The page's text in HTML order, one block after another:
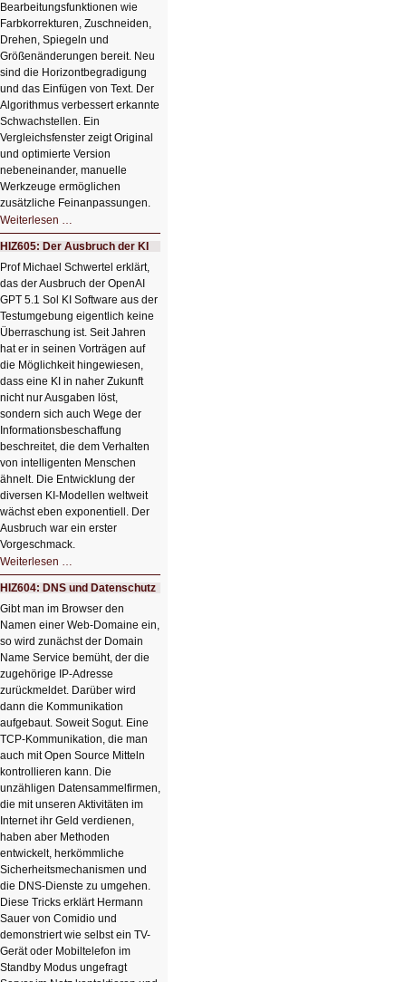
Bearbeitungsfunktionen wie
Farbkorrekturen, Zuschneiden,
Drehen, Spiegeln und
Größenänderungen bereit. Neu
sind die Horizontbegradigung
und das Einfügen von Text. Der
Algorithmus verbessert erkannte
Schwachstellen. Ein
Vergleichsfenster zeigt Original
und optimierte Version
nebeneinander, manuelle
Werkzeuge ermöglichen
zusätzliche Feinanpassungen.
Weiterlesen …
Bildverschönerung
mit
einem
Klick
HIZ606:
Bildverschönerung
mit
einem
Klick
HIZ605: Der Ausbruch der KI
Prof Michael Schwertel erklärt,
das der Ausbruch der OpenAI
GPT 5.1 Sol KI Software aus der
Testumgebung eigentlich keine
Überraschung ist. Seit Jahren
hat er in seinen Vorträgen auf
die Möglichkeit hingewiesen,
dass eine KI in naher Zukunft
nicht nur Ausgaben löst,
sondern sich auch Wege der
Informationsbeschaffung
beschreitet, die dem Verhalten
von intelligenten Menschen
ähnelt. Die Entwicklung der
diversen KI-Modellen weltweit
wächst eben exponentiell. Der
Ausbruch war ein erster
Vorgeschmack.
Weiterlesen …
Der
Ausbruch
der
KI
HIZ604: DNS und Datenschutz
Gibt man im Browser den
Namen einer Web-Domaine ein,
so wird zunächst der Domain
Name Service bemüht, der die
zugehörige IP-Adresse
zurückmeldet. Darüber wird
dann die Kommunikation
aufgebaut. Soweit Sogut. Eine
TCP-Kommunikation, die man
auch mit Open Source Mitteln
kontrollieren kann. Die
unzähligen Datensammelfirmen,
die mit unseren Aktivitäten im
Internet ihr Geld verdienen,
haben aber Methoden
entwickelt, herkömmliche
Sicherheitsmechanismen und
die DNS-Dienste zu umgehen.
Diese Tricks erklärt Hermann
Sauer von Comidio und
demonstriert wie selbst ein TV-
Gerät oder Mobiltelefon im
Standby Modus ungefragt